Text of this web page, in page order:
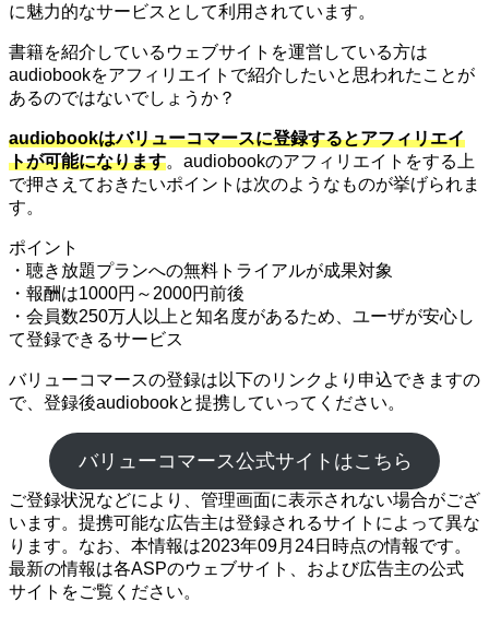
に魅力的なサービスとして利用されています。
書籍を紹介しているウェブサイトを運営している方は
audiobookをアフィリエイトで紹介したいと思われたことが
あるのではないでしょうか？
audiobookはバリューコマースに登録するとアフィリエイ
トが可能になります。audiobookのアフィリエイトをする上
で押さえておきたいポイントは次のようなものが挙げられま
す。
ポイント
・聴き放題プランへの無料トライアルが成果対象
・報酬は1000円～2000円前後
・会員数250万人以上と知名度があるため、ユーザが安心し
て登録できるサービス
バリューコマースの登録は以下のリンクより申込できますの
で、登録後audiobookと提携していってください。
バリューコマース公式サイトはこちら
ご登録状況などにより、管理画面に表示されない場合がござ
います。提携可能な広告主は登録されるサイトによって異な
ります。なお、本情報は2023年09月24日時点の情報です。
最新の情報は各ASPのウェブサイト、および広告主の公式
サイトをご覧ください。